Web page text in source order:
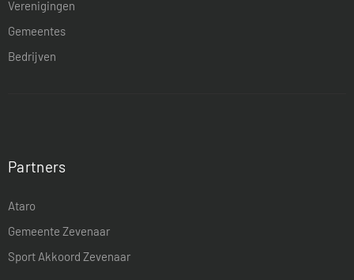
Verenigingen
Gemeentes
Bedrijven
Partners
Ataro
Gemeente Zevenaar
Sport Akkoord Zevenaar